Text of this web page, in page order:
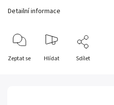
Detailní informace
Zeptat se Hlídat Sdílet